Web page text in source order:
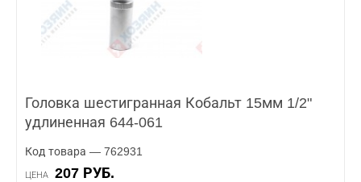
Головка шестигранная Кобальт 15мм 1/2"
удлиненная 644-061
Код товара — 762931
ЦЕНА 207 РУБ.